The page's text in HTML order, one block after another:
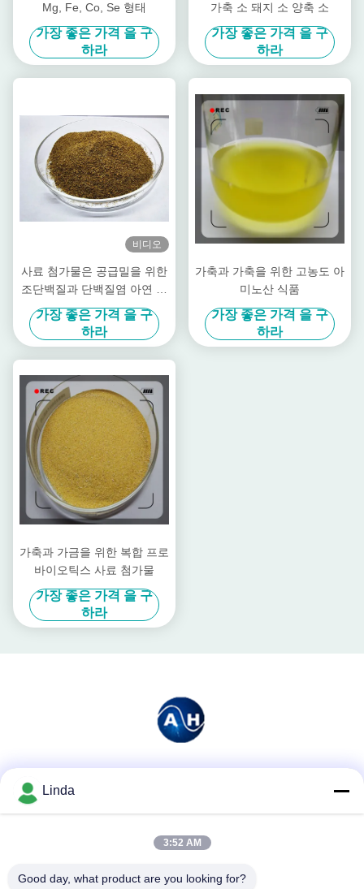
Mg, Fe, Co, Se 형태
가장 좋은 가격 을 구
하라
가축 소 돼지 소 양축 소
가장 좋은 가격 을 구
하라
비디오
사료 첨가물은 공급밀을 위한
조단백질과 단백질염 아연 아
연 파우더를 킬레이팅했습니
다
가장 좋은 가격 을 구
하라
가축과 가축을 위한 고농도 아
미노산 식품
가장 좋은 가격 을 구
하라
가축과 가금을 위한 복합 프로
바이오틱스 사료 첨가물
가장 좋은 가격 을 구
하라
Linda
3:52 AM
Good day, what product are you looking for?